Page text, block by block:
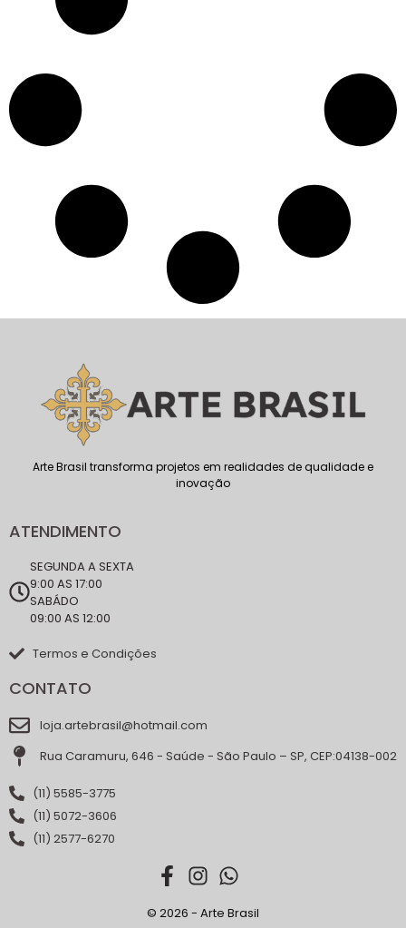
Arte Brasil transforma projetos em realidades de qualidade e
inovação
ATENDIMENTO
SEGUNDA A SEXTA
9:00 AS 17:00
SABÁDO
09:00 AS 12:00
Termos e Condições
CONTATO
loja.artebrasil@hotmail.com
Rua Caramuru, 646 - Saúde - São Paulo – SP, CEP:04138-002
(11) 5585-3775
(11) 5072-3606
(11) 2577-6270
© 2026 - Arte Brasil